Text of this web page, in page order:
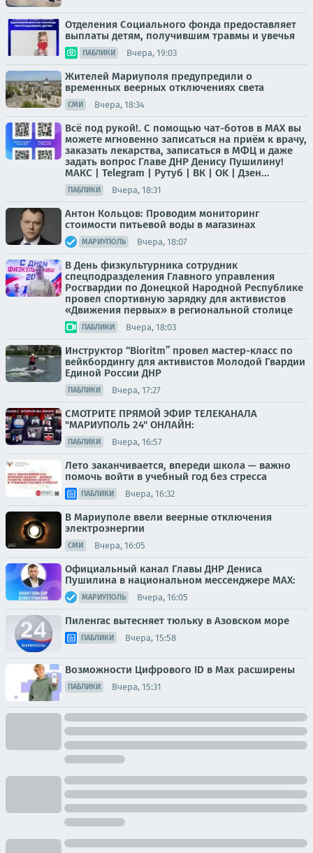
Отделения Социального фонда предоставляет
выплаты детям, получившим травмы и увечья
ПАБЛИКИ Вчера, 19:03
Жителей Мариуполя предупредили о
временных веерных отключениях света
СМИ Вчера, 18:34
Всё под рукой!. С помощью чат-ботов в МАХ вы
можете мгновенно записаться на приём к врачу,
заказать лекарства, записаться в МФЦ и даже
задать вопрос Главе ДНР Денису Пушилину!
МАКС | Telegram | Рутуб | ВК | OK | Дзен...
ПАБЛИКИ Вчера, 18:31
Антон Кольцов: Проводим мониторинг
стоимости питьевой воды в магазинах
МАРИУПОЛЬ Вчера, 18:07
В День физкультурника сотрудник
спецподразделения Главного управления
Росгвардии по Донецкой Народной Республике
провел спортивную зарядку для активистов
«Движения первых» в региональной столице
ПАБЛИКИ Вчера, 18:03
Инструктор “Bioritm” провел мастер-класс по
вейкбордингу для активистов Молодой Гвардии
Единой России ДНР
ПАБЛИКИ Вчера, 17:27
СМОТРИТЕ ПРЯМОЙ ЭФИР ТЕЛЕКАНАЛА
"МАРИУПОЛЬ 24" ОНЛАЙН:
ПАБЛИКИ Вчера, 16:57
Лето заканчивается, впереди школа — важно
помочь войти в учебный год без стресса
ПАБЛИКИ Вчера, 16:32
В Мариуполе ввели веерные отключения
электроэнергии
СМИ Вчера, 16:05
Официальный канал Главы ДНР Дениса
Пушилина в национальном мессенджере MAX:
МАРИУПОЛЬ Вчера, 16:05
Пиленгас вытесняет тюльку в Азовском море
ПАБЛИКИ Вчера, 15:58
Возможности Цифрового ID в Мах расширены
ПАБЛИКИ Вчера, 15:31